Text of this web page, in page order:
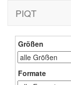
PIQT
Größen
Formate